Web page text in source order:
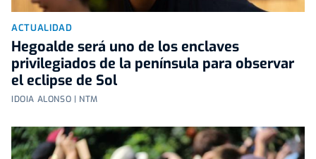
ACTUALIDAD
Hegoalde será uno de los enclaves
privilegiados de la península para observar
el eclipse de Sol
IDOIA ALONSO | NTM